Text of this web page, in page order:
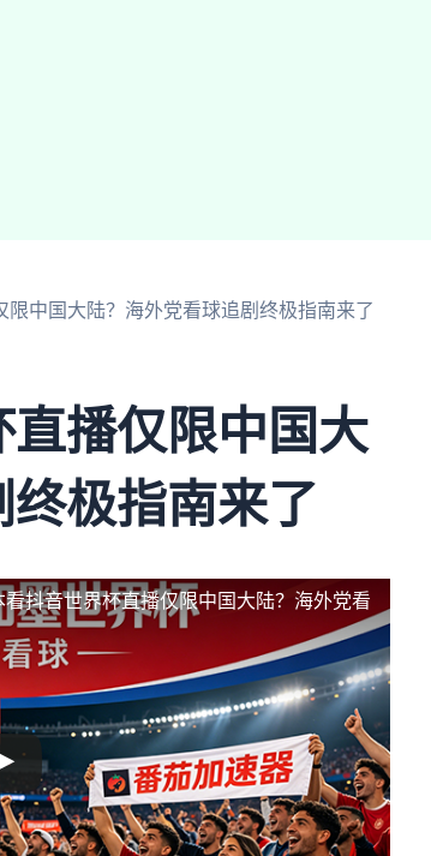
限中国大陆？海外党看球追剧终极指南来了
播仅限中国大
极指南来了
看抖音世界杯直播仅限中国大陆？海外党看